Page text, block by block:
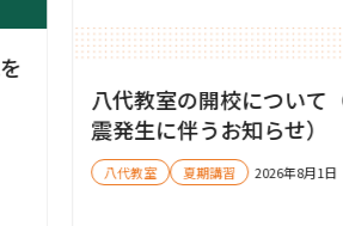
八代教室の開校について
震発生に伴うお知らせ）
八代教室 夏期講習 2026年8月1日